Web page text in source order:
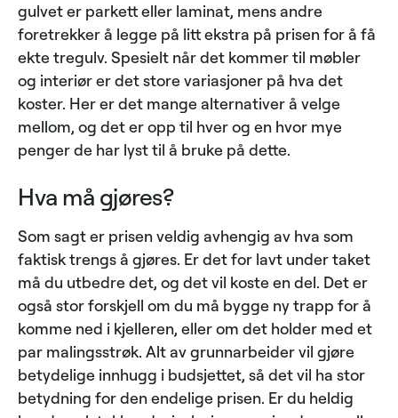
gulvet er parkett eller laminat, mens andre
foretrekker å legge på litt ekstra på prisen for å få
ekte tregulv. Spesielt når det kommer til møbler
og interiør er det store variasjoner på hva det
koster. Her er det mange alternativer å velge
mellom, og det er opp til hver og en hvor mye
penger de har lyst til å bruke på dette.
Hva må gjøres?
Som sagt er prisen veldig avhengig av hva som
faktisk trengs å gjøres. Er det for lavt under taket
må du utbedre det, og det vil koste en del. Det er
også stor forskjell om du må bygge ny trapp for å
komme ned i kjelleren, eller om det holder med et
par malingsstrøk. Alt av grunnarbeider vil gjøre
betydelige innhugg i budsjettet, så det vil ha stor
betydning for den endelige prisen. Er du heldig